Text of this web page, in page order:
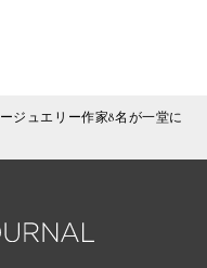
ジュエリー作家8名が一堂に